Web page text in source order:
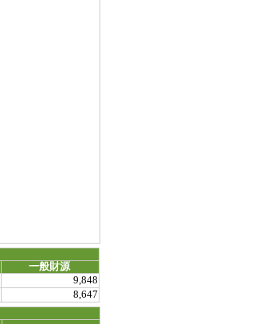
一般財源
9,848
8,647